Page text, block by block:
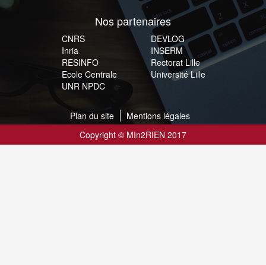
Nos partenaires
CNRS
DEVLOG
Inria
INSERM
RESINFO
Rectorat Lille
Ecole Centrale
Université Lille
UNR NPDC
Plan du site
Mentions légales
Copyright © MIn2RIEN 2017